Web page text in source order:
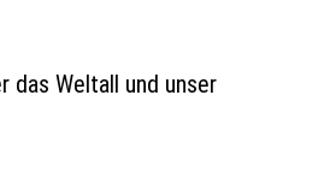
das Weltall und unser